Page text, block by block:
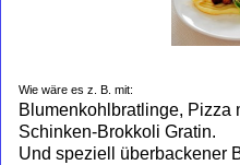
Wie wäre es z. B. mit:
Blumenkohlbratlinge, Pizza
Schinken-Brokkoli Gratin.
Und speziell überbackener